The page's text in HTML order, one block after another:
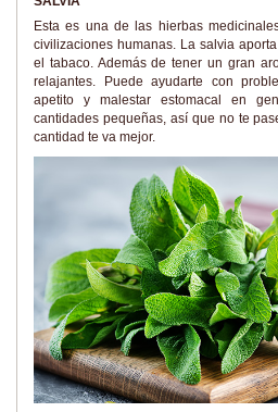
Esta es una de las hierbas
civilizaciones humanas. La salvia
el tabaco. Además de tener un gran
relajantes. Puede ayudarte con
apetito y malestar estomacal en
cantidades pequeñas, así que no te
cantidad te va mejor.